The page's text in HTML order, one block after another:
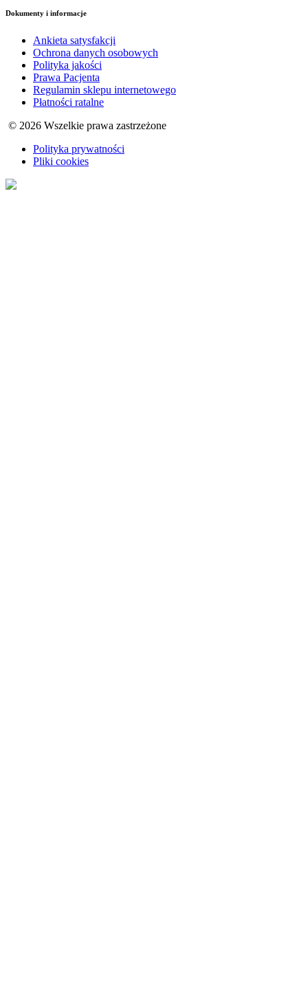
Dokumenty i informacje
Ankieta satysfakcji
Ochrona danych osobowych
Polityka jakości
Prawa Pacjenta
Regulamin sklepu internetowego
Płatności ratalne
© 2026 Wszelkie prawa zastrzeżone
Polityka prywatności
Pliki cookies